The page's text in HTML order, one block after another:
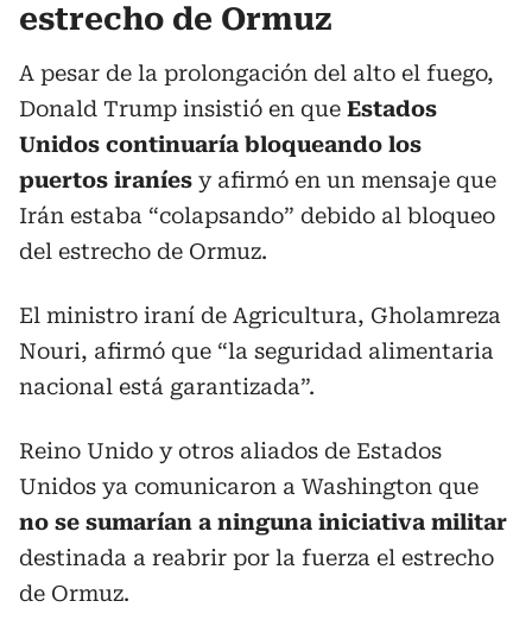
estrecho de Ormuz
A pesar de la prolongación del alto el fuego,
Donald Trump insistió en que Estados
Unidos continuaría bloqueando los
puertos iraníes y afirmó en un mensaje que
Irán estaba “colapsando” debido al bloqueo
del estrecho de Ormuz.
El ministro iraní de Agricultura, Gholamreza
Nouri, afirmó que “la seguridad alimentaria
nacional está garantizada”.
Reino Unido y otros aliados de Estados
Unidos ya comunicaron a Washington que
no se sumarían a ninguna iniciativa militar
destinada a reabrir por la fuerza el estrecho
de Ormuz.